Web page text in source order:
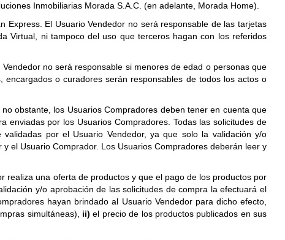
Inmobiliarias Morada S.A.C. (en adelante, Morada Home).
Express. El Usuario Vendedor no será responsable de las tarjetas
Virtual, ni tampoco del uso que terceros hagan con los referidos
no será responsable si menores de edad o personas que
o curadores serán responsables de todos los actos o
no obstante, los Usuarios Compradores deben tener en cuenta que
enviadas por los Usuarios Compradores. Todas las solicitudes de
por el Usuario Vendedor, ya que solo la validación y/o
el Usuario Comprador. Los Usuarios Compradores deberán leer y
realiza una oferta de productos y que el pago de los productos por
y/o aprobación de las solicitudes de compra la efectuará el
hayan brindado al Usuario Vendedor para dicho efecto,
simultáneas), ii) el precio de los productos publicados en sus